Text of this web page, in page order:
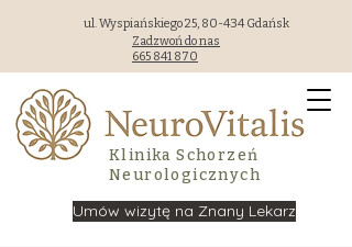
ul. Wyspiańskiego 25, 80-434 Gdańsk
Zadzwoń do nas
665 841 870
Umów wizytę na Znany Lekarz
Klinika Schorzeń
Neurologicznych